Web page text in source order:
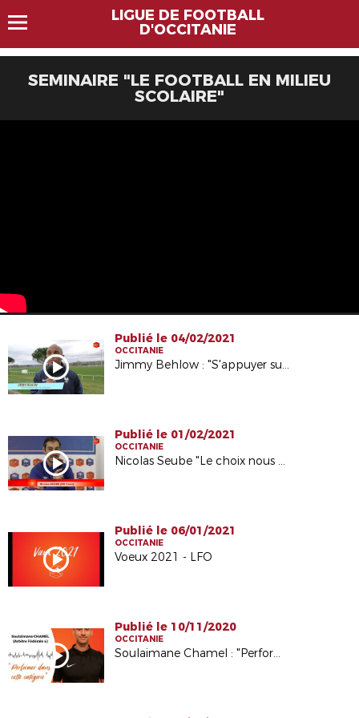
LIGUE DE FOOTBALL
D'OCCITANIE
SEMINAIRE "LE FOOTBALL EN MILIEU
SCOLAIRE"
Publié le 04/02/2021
OCCITANIE
Jimmy Behlow : "S'appuyer sur ce qui se fait de bien en Occitanie"
Publié le 01/02/2021
OCCITANIE
Nicolas Seube "Le choix nous appartient"
Publié le 06/01/2021
OCCITANIE
Voeux 2021 - LFO
Publié le 10/11/2020
OCCITANIE
Soulaimane Chamel : "Performer dans ma catégorie"